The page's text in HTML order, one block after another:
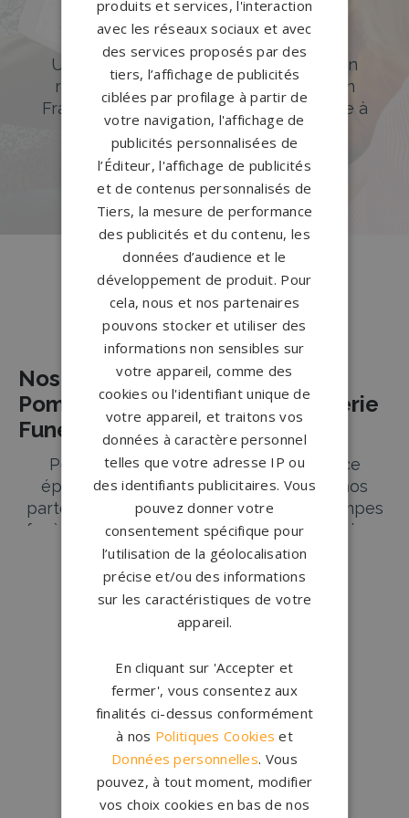
DÉCOUVREZ NOTRE CATALOGUE
Accompagnement sur-mesure
Un accompagnement sur mesure et un
réseau de 1200 partenaires partout en
France. Personnalisation avancée grâce à
notre configurateur 3D en ligne.
PERSONNALISEZ VOTRE MONUMENT
Nos pierres tombales à Nice
Nos Partenaires Agences de
Pompes Funèbres et de Marbrerie
Funéraire à NICE
Perdre un être cher est une expérience
éprouvante et bouleversante. À NICE, nos
partenaires marbriers et agences de pompes
funèbres comprennent l’importance d’offrir un
soutien respectueux et complet pour aider les
familles à traverser cette période difficile. Nos
partenaires sont dévoués à vous accompagner
dans chaque étape des funérailles, en veillant
et respect.
Services Funéraires Complets à NICE
Les partenaires marbriers et agence de
pompes funèbres à NICE offrent une gamme
complète de services funéraires, adaptés à vos
besoins et à ceux de vos proches.
Lire plus →
Conceptionfrançaise
Qui sommes-nous ?
sur-mesure
Configurateur
produits et services, l'interaction
avec les réseaux sociaux et avec
des services proposés par des
tiers, l’affichage de publicités
ciblées par profilage à partir de
votre navigation, l'affichage de
publicités personnalisées de
l’Éditeur, l'affichage de publicités
et de contenus personnalisés de
Tiers, la mesure de performance
des publicités et du contenu, les
données d’audience et le
développement de produit. Pour
cela, nous et nos partenaires
pouvons stocker et utiliser des
informations non sensibles sur
votre appareil, comme des
cookies ou l'identifiant unique de
votre appareil, et traitons vos
données à caractère personnel
telles que votre adresse IP ou
des identifiants publicitaires. Vous
pouvez donner votre
consentement spécifique pour
l’utilisation de la géolocalisation
précise et/ou des informations
sur les caractéristiques de votre
appareil.
En cliquant sur 'Accepter et
fermer', vous consentez aux
finalités ci-dessus conformément
à nos Politiques Cookies et
Données personnelles. Vous
pouvez, à tout moment, modifier
vos choix cookies en bas de nos